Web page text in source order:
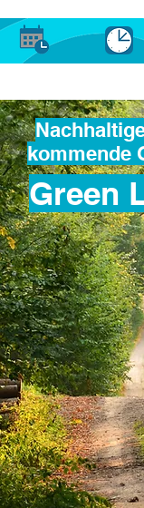
kommende
Green